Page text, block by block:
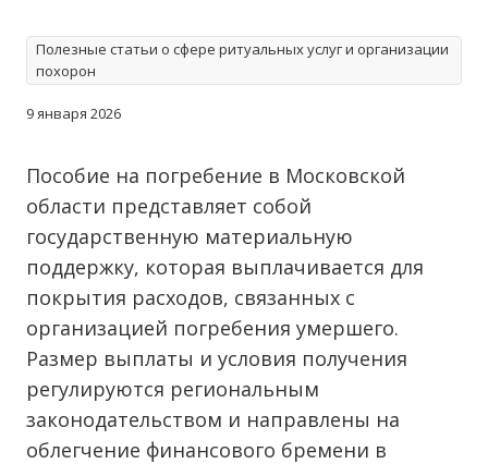
Полезные статьи о сфере ритуальных услуг и организации
похорон
9 января 2026
Пособие на погребение в Московской
области представляет собой
государственную материальную
поддержку, которая выплачивается для
покрытия расходов, связанных с
организацией погребения умершего.
Размер выплаты и условия получения
регулируются региональным
законодательством и направлены на
облегчение финансового бремени в